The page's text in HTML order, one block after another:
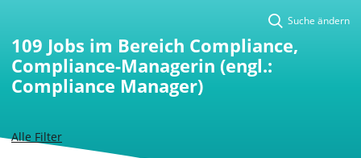
Alle Filter
Suche ändern
109 Jobs im Bereich Compliance,
Compliance-Managerin (engl.:
Compliance Manager)